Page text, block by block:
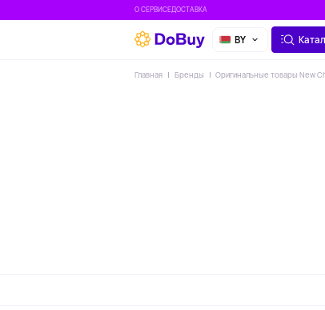
О СЕРВИСЕДОСТАВКА
BY
Главная Бренды Оригинальные товары New